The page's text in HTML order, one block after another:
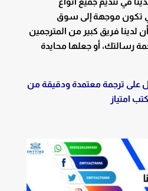
تكون موجهة إلى سوق
فريق كبير من المترجمين
رسالتك، أو جعلها محايدة
على ترجمة معتمدة ودقيقة من
امتياز